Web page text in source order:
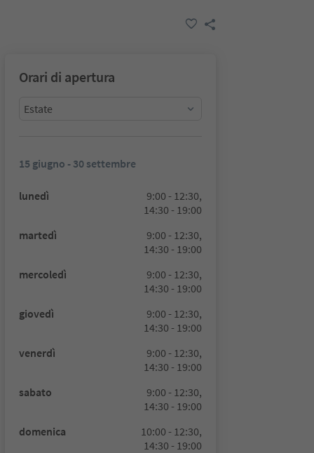
Orari di apertura
Estate
15 giugno - 30 settembre
lunedì
9:00 - 12:30,
14:30 - 19:00
martedì
9:00 - 12:30,
14:30 - 19:00
mercoledì
9:00 - 12:30,
14:30 - 19:00
giovedì
9:00 - 12:30,
14:30 - 19:00
venerdì
9:00 - 12:30,
14:30 - 19:00
sabato
9:00 - 12:30,
14:30 - 19:00
domenica
10:00 - 12:30,
14:30 - 19:00